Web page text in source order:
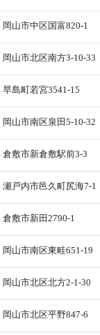
岡山市中区国富820-1
岡山市北区南方3-10-33
早島町若宮3541-15
岡山市南区泉田5-10-32
倉敷市新倉敷駅前3-3
瀬戸内市邑久町尻海7-1
倉敷市新田2790-1
岡山市南区東畦651-19
岡山市北区北方2-1-30
岡山市北区平野847-6